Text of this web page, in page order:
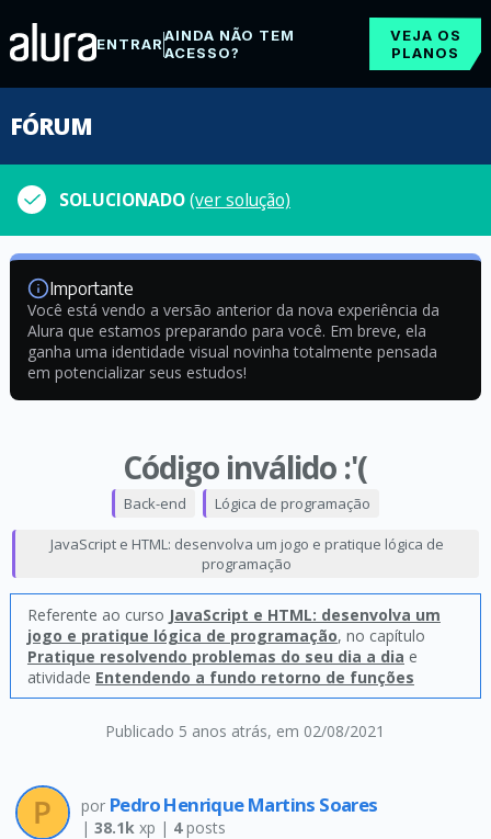
ENTRARAINDA NÃO TEM
ACESSO?
VEJA OS
PLANOS
FÓRUM
SOLUCIONADO(ver solução)
Importante
Você está vendo a versão anterior da nova experiência da
Alura que estamos preparando para você. Em breve, ela
ganha uma identidade visual novinha totalmente pensada
em potencializar seus estudos!
Código inválido :'(
Publicado 5 anos atrás, em 02/08/2021
Back-end Lógica de programação
JavaScript e HTML: desenvolva um jogo e pratique lógica de
programação
Referente ao curso JavaScript e HTML: desenvolva um
jogo e pratique lógica de programação, no capítulo
Pratique resolvendo problemas do seu dia a dia e
atividade Entendendo a fundo retorno de funções
por Pedro Henrique Martins Soares
| 38.1kxp | 4posts